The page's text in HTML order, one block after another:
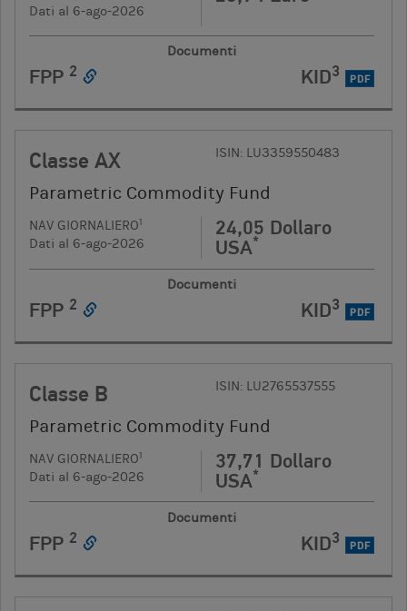
Dati al 6-ago-2026
Documenti
FPP 2 KID3 PDF
Classe AX ISIN: LU3359550483
Parametric Commodity Fund
NAV GIORNALIERO1
Dati al 6-ago-2026
24,05 Dollaro
USA*
Documenti
FPP 2 KID3 PDF
Classe B ISIN: LU2765537555
Parametric Commodity Fund
NAV GIORNALIERO1
Dati al 6-ago-2026
37,71 Dollaro
USA*
Documenti
FPP 2 KID3 PDF